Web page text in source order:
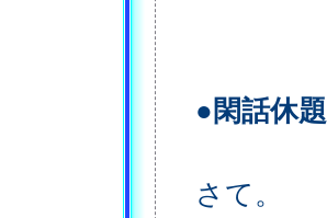
●閑話休題
さて。